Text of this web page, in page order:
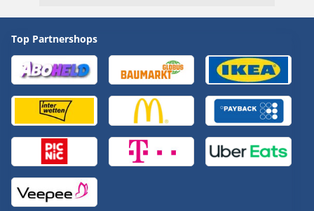
Top Partnershops